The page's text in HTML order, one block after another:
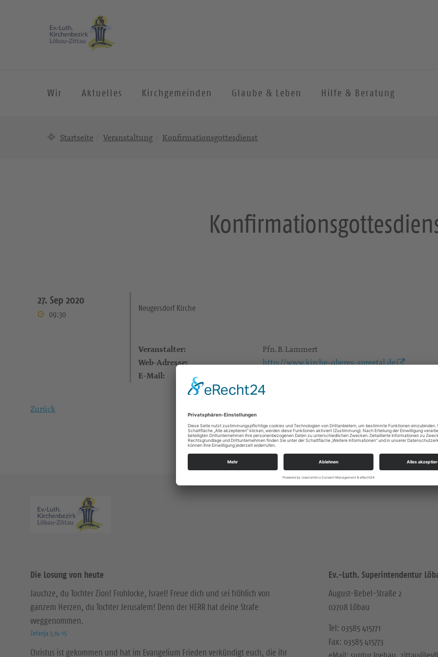
Wir Aktuelles Kirchgemeinden Glaube & Leben Hilfe & Beratung
Startseite Veranstaltung Konfirmationsgottesdienst
27. Sep 2020
09:30
Neugersdorf Kirche
Veranstalter: Pfn. B. Lammert
Web-Adresse: http://www.kirche-oberes-spreetal.de
E-Mail:
Zurück
Die Losung von heute
Jauchze, du Tochter Zion! Frohlocke, Israel! Freue dich und sei fröhlich von
ganzem Herzen, du Tochter Jerusalem! Denn der HERR hat deine Strafe
weggenommen.
Zefanja 3,14-15
Christus ist gekommen und hat im Evangelium Frieden verkündigt euch, die ihr
Ev.-Luth. Superintendentur
August-Bebel-Straße 2
02708 Löbau
Tel: 03585 415771
Fax: 03585 415773